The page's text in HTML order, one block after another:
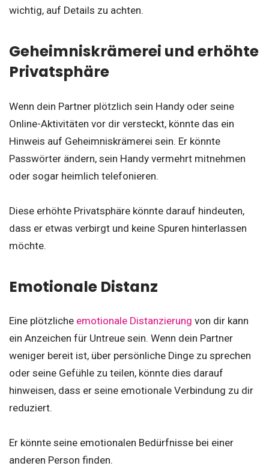
wichtig, auf Details zu achten.
Geheimniskrämerei und erhöhte
Privatsphäre
Wenn dein Partner plötzlich sein Handy oder seine
Online-Aktivitäten vor dir versteckt, könnte das ein
Hinweis auf Geheimniskrämerei sein. Er könnte
Passwörter ändern, sein Handy vermehrt mitnehmen
oder sogar heimlich telefonieren.
Diese erhöhte Privatsphäre könnte darauf hindeuten,
dass er etwas verbirgt und keine Spuren hinterlassen
möchte.
Emotionale Distanz
Eine plötzliche emotionale Distanzierung von dir kann
ein Anzeichen für Untreue sein. Wenn dein Partner
weniger bereit ist, über persönliche Dinge zu sprechen
oder seine Gefühle zu teilen, könnte dies darauf
hinweisen, dass er seine emotionale Verbindung zu dir
reduziert.
Er könnte seine emotionalen Bedürfnisse bei einer
anderen Person finden.